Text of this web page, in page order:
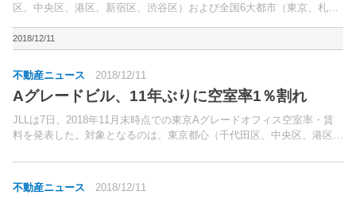
区、中央区、港区、新宿区、渋谷区）および全国6大都市（東京、札
以上）のマーケットデータを公表した。東京都心5...
2018/12/11
不動産ニュース 2018/12/11
Aグレードビル、11年ぶりに空室率1％割れ
JLLは7日、2018年11月末時点での東京Aグレードオフィス空室率・賃
料を発表した。対象となるのは、東京都心（千代田区、中央区、港区、
たオフィスビル。
不動産ニュース 2018/12/11